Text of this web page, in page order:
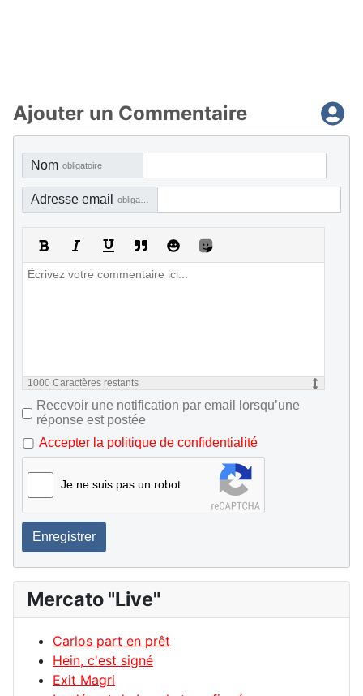
Ajouter un Commentaire
Nom obligatoire
Adresse email
1000 Caractères restants
Recevoir une notification par email lorsqu’une
réponse est postée
Accepter la politique de confidentialité
Je ne suis pas un robot
Enregistrer
Mercato "Live"
Carlos part en prêt
Hein, c'est signé
Exit Magri